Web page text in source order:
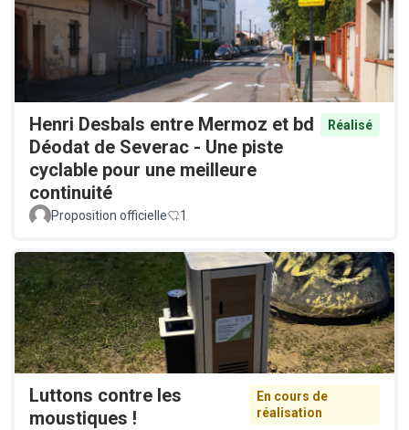
Henri Desbals entre Mermoz et bd
Déodat de Severac - Une piste
cyclable pour une meilleure
continuité
Réalisé
Proposition officielle 1
Luttons contre les
moustiques !
En cours de
réalisation